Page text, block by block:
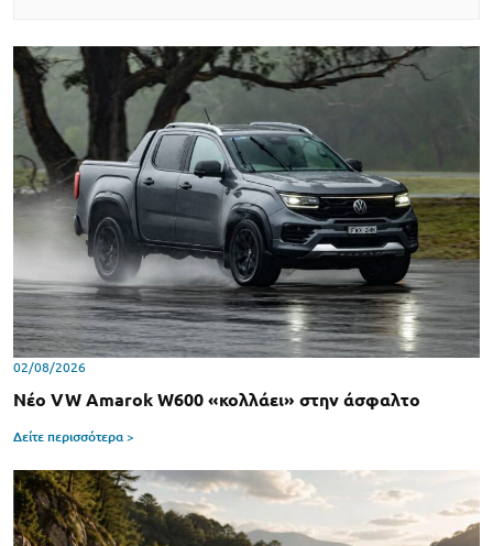
02/08/2026
Νέο VW Amarok W600 «κολλάει» στην άσφαλτο
Δείτε περισσότερα >